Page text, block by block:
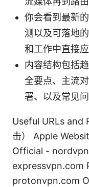
你会看到最新
测以及可落地
和工作中直接应
内容结构包括
全要点、主流
署、以及常见
Useful URLs and
击） Apple
Official -
expressvpn.com
protonvpn.com